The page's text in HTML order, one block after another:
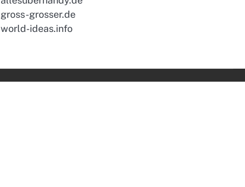
gross-grosser.de
world-ideas.info